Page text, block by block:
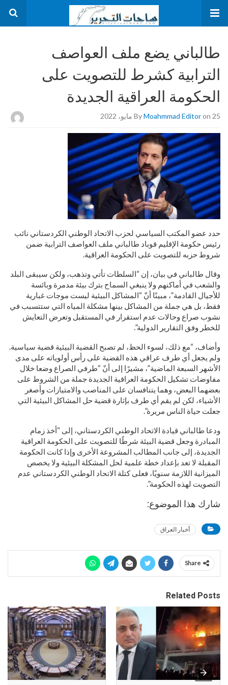
طالباني يضع ملف العواصف
الترابية كشرط للتصويت على
الحكومة العراقية الجديدة
ByMoahmmad Editoron 25 مايو، 2022
حدد عضو المكتب السياسي لحزب الاتحاد الوطني الكردستاني نائب
رئيس حكومة الإقليم قوباد طالباني ملف العواصف الترابية ضمن
شروط حزبه للتصويت على الحكومة العراقية.
وقال طالباني في بيان، إن “السلطات تأتي وتذهب، ولكن سيبقى البلد
والشعب في أماكنهم ولا ينبغي السماح بترك بيئة مدمرة وبائسة
للأجيال القادمة”، مبينًا أنّ “المشاكل البيئية ليست موجات غبارية
فقط، بل هي جملة من المشاكل بينها مشكلة المياه التي ستتسبب في
نشوب صراع وحالات عدم استقرار في المستقبل وتعرض التعايش
للخطر وفق التقارير الدولية”.
وأضاف، “مع ذلك، لسوء الحظ، لم تصبح القضية البيئية قضية سياسية.
ولم يجعل أي طرف عراقي هذه القضية على رأس أولوياته على مدى
الأشهر السبعة الماضية”، مشيرًا إلى أنّ “طرفي الصراع وضعا خلال
مفاوضات تشكيل الحكومة العراقية الجديدة جملة من الشروط على
بعضهما البعض، وهما يتنافسان على المناصب والامتيازات وأصغر
الأشياء، لكن لم يقم أي طرف بإثارة قضية حل المشاكل البيئية التي
جعلت حياة الناس مريرة”.
ودعا طالباني قيادة الاتحاد الوطني الكردستاني، إلى “أخذ زمام
المبادرة وجعل قضية البيئة شرطًا للتصويت على الحكومة العراقية
الجديدة، إلى جانب المطالب المشروعة الأخرى وإذا كانت الحكومة
المقبلة لا تعد بإعداد خطة علمية لحل المشكلة البيئية ولا يخصص
الميزانية اللازمة سنويًا، فعلى كتلة الاتحاد الوطني الكردستاني عدم
التصويت لهذه الحكومة”.
شارك هذا الموضوع:
أخبار العراق
Share
Related Posts